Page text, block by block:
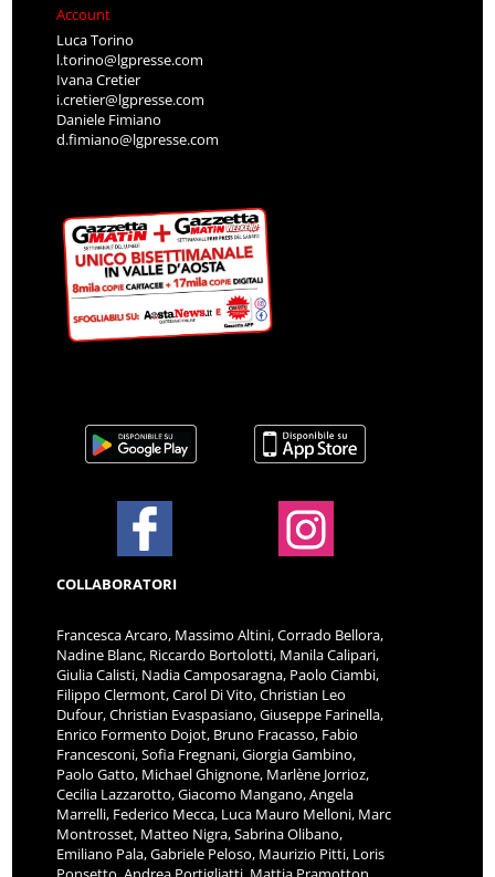
Account
Luca Torino
l.torino@lgpresse.com
Ivana Cretier
i.cretier@lgpresse.com
Daniele Fimiano
d.fimiano@lgpresse.com
COLLABORATORI
Francesca Arcaro, Massimo Altini, Corrado Bellora,
Nadine Blanc, Riccardo Bortolotti, Manila Calipari,
Giulia Calisti, Nadia Camposaragna, Paolo Ciambi,
Filippo Clermont, Carol Di Vito, Christian Leo
Dufour, Christian Evaspasiano, Giuseppe Farinella,
Enrico Formento Dojot, Bruno Fracasso, Fabio
Francesconi, Sofia Fregnani, Giorgia Gambino,
Paolo Gatto, Michael Ghignone, Marlène Jorrioz,
Cecilia Lazzarotto, Giacomo Mangano, Angela
Marrelli, Federico Mecca, Luca Mauro Melloni, Marc
Montrosset, Matteo Nigra, Sabrina Olibano,
Emiliano Pala, Gabriele Peloso, Maurizio Pitti, Loris